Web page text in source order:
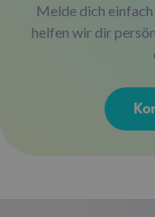
Melde dich
helfen wir dir